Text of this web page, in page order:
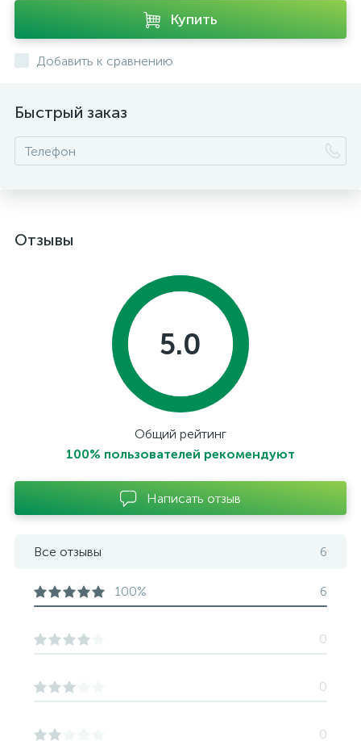
Купить
Добавить к сравнению
Быстрый заказ
Отзывы
5.0
Общий рейтинг
100% пользователей рекомендуют
Написать отзыв
Все отзывы 6
100% 6
0
0
0